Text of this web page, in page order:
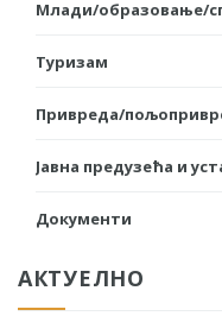
Млади/образовање/
Туризам
Привреда/
Јавна предузећа и
Документи
АКТУЕЛНО